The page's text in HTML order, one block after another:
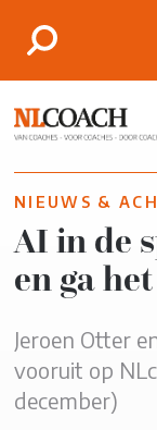
NIEUWS &
AI in de
en ga
Jeroen Otter
vooruit op
december)